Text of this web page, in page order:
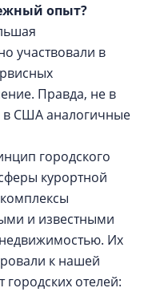
опыт?
участвовали в
Правда, не в
в США аналогичные
городского
курортной
и известными
Их
к нашей
городских отелей: